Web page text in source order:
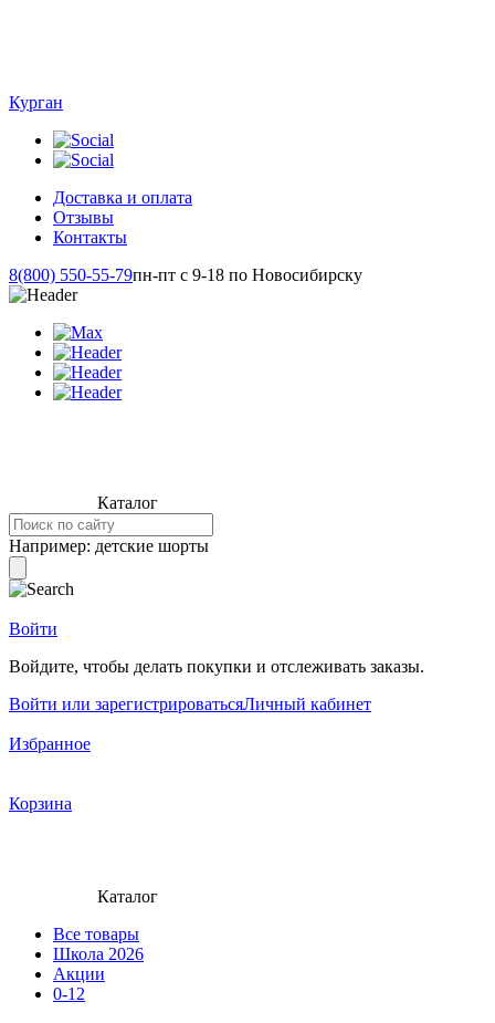
Курган
Доставка и оплата
Отзывы
Контакты
8(800) 550-55-79пн-пт с 9-18 по Новосибирску
Каталог
Например: детские шорты
Войти
Войдите, чтобы делать покупки и отслеживать заказы.
Войти или зарегистрироватьсяЛичный кабинет
Избранное
Корзина
Каталог
Все товары
Школа 2026
Акции
0-12